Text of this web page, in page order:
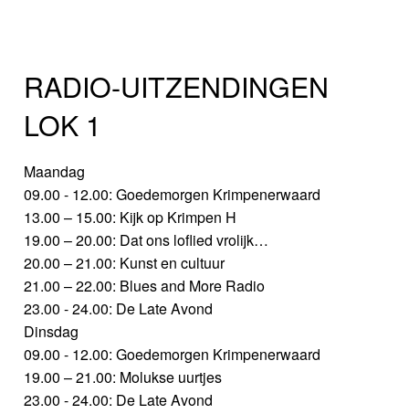
RADIO-UITZENDINGEN
LOK 1
Maandag
09.00 - 12.00: Goedemorgen Krimpenerwaard
13.00 – 15.00: Kijk op Krimpen H
19.00 – 20.00: Dat ons loflied vrolijk…
20.00 – 21.00: Kunst en cultuur
21.00 – 22.00: Blues and More Radio
23.00 - 24.00: De Late Avond
Dinsdag
09.00 - 12.00: Goedemorgen Krimpenerwaard
19.00 – 21.00: Molukse uurtjes
23.00 - 24.00: De Late Avond